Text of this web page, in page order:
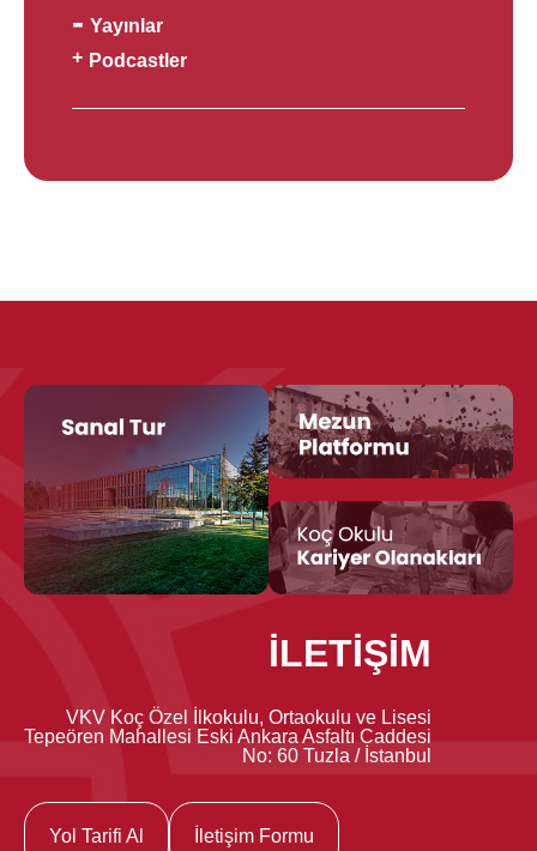
Yayınlar
Podcastler
İLETİŞİM
VKV Koç Özel İlkokulu, Ortaokulu ve Lisesi
Tepeören Mahallesi Eski Ankara Asfaltı Caddesi
No: 60 Tuzla / İstanbul
Yol Tarifi Al İletişim Formu